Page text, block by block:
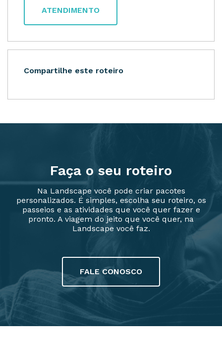
ATENDIMENTO
Compartilhe este roteiro
Faça o seu roteiro
Na Landscape você pode criar pacotes
personalizados. É simples, escolha seu roteiro, os
passeios e as atividades que você quer fazer e
pronto. A viagem do jeito que você quer, na
Landscape você faz.
FALE CONOSCO